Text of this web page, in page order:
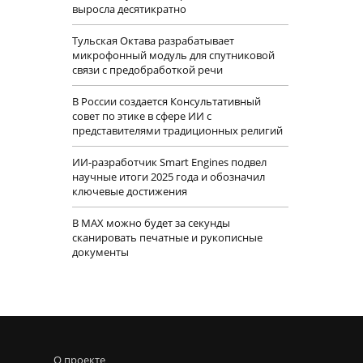
выросла десятикратно
Тульская Октава разрабатывает
микрофонный модуль для спутниковой
связи с предобработкой речи
В России создается Консультативный
совет по этике в сфере ИИ с
представителями традиционных религий
ИИ-разработчик Smart Engines подвел
научные итоги 2025 года и обозначил
ключевые достижения
В MAX можно будет за секунды
сканировать печатные и рукописные
документы
О проекте